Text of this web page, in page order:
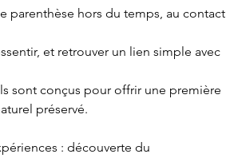
parenthèse hors du temps, au contact
et retrouver un lien simple avec
sont conçus pour offrir une première
préservé.
: découverte du